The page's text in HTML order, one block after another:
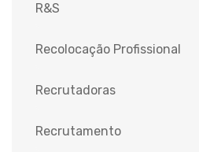
R&S
Recolocação Profissional
Recrutadoras
Recrutamento